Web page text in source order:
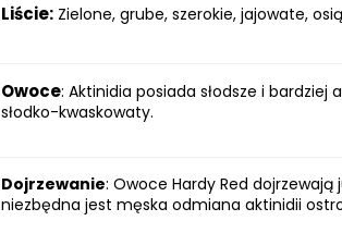
Liście: Zielone, grube, szerokie, jajowate,
Owoce: Aktinidia posiada słodsze i
słodko-kwaskowaty.
Dojrzewanie: Owoce Hardy Red
niezbędna jest męska odmiana aktinidii